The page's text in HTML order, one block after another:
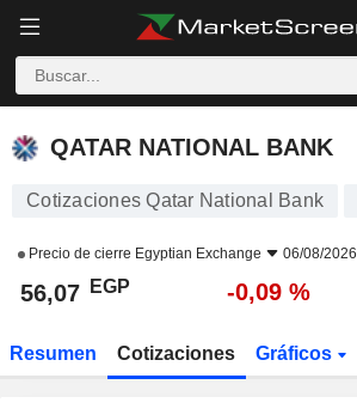
QATAR NATIONAL BANK
QATAR NATIONAL BANK
Cotizaciones Qatar National Bank
Precio de cierre Egyptian Exchange 06/08/2026
56,07 EGP -0,09 %
Resumen Cotizaciones Gráficos